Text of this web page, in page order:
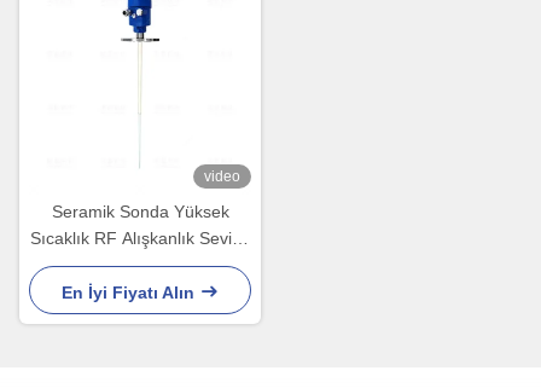
video
Seramik Sonda Yüksek
Sıcaklık RF Alışkanlık Seviye
Değiştiricisi 500mm Seviye
Sensörü
En İyi Fiyatı Alın